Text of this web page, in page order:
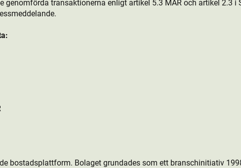
genomförda transaktionerna enligt artikel 5.3 MAR och artikel 2.3 i
bostads­plattform. Bolaget grundades som ett branschinitiativ